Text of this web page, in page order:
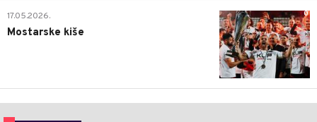
0
17.05.2026.
Mostarske kiše